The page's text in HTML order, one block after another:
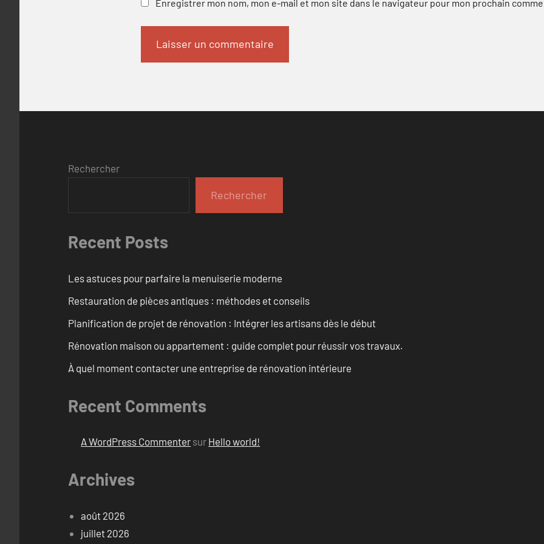
Enregistrer mon nom, mon e-mail et mon site dans le navigateur pour mon prochain
Rechercher
Rechercher
Recent Posts
Les astuces pour parfaire la menuiserie moderne
Restauration de pièces antiques : méthodes et conseils
Planification de projet de rénovation : Intégrer les artisans dès le début
Rénovation maison ou appartement : guide complet pour réussir vos travaux.
À quel moment contacter une entreprise de rénovation intérieure
Recent Comments
A WordPress Commenter sur Hello world!
Archives
août 2026
juillet 2026